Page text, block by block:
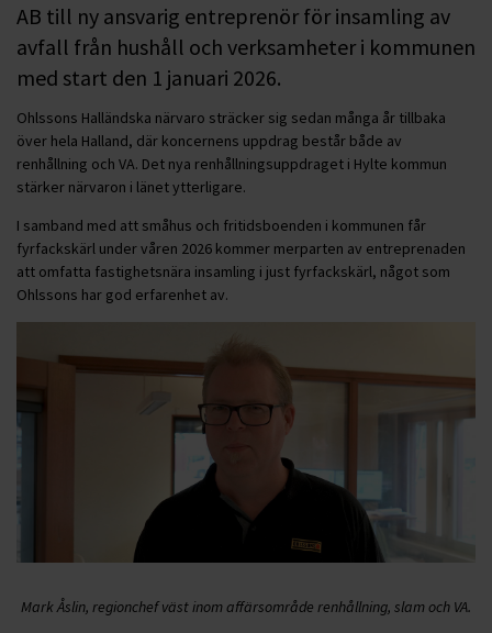
AB till ny ansvarig entreprenör för insamling av
avfall från hushåll och verksamheter i kommunen
med start den 1 januari 2026.
Ohlssons Halländska närvaro sträcker sig sedan många år tillbaka
över hela Halland, där koncernens uppdrag består både av
renhållning och VA. Det nya renhållningsuppdraget i Hylte kommun
stärker närvaron i länet ytterligare.
I samband med att småhus och fritidsboenden i kommunen får
fyrfackskärl under våren 2026 kommer merparten av entreprenaden
att omfatta fastighetsnära insamling i just fyrfackskärl, något som
Ohlssons har god erfarenhet av.
Mark Åslin, regionchef väst inom affärsområde renhållning, slam och VA.